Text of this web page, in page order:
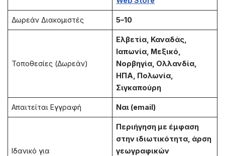
Δωρεάν Διακομιστές 5–10
Τοποθεσίες (Δωρεάν)
Ελβετία, Καναδάς,
Ιαπωνία, Μεξικό,
Νορβηγία, Ολλανδία,
ΗΠΑ, Πολωνία,
Σιγκαπούρη
Απαιτείται Εγγραφή Ναι (email)
Ιδανικό για
Περιήγηση με έμφαση
στην ιδιωτικότητα, άρση
γεωγραφικών